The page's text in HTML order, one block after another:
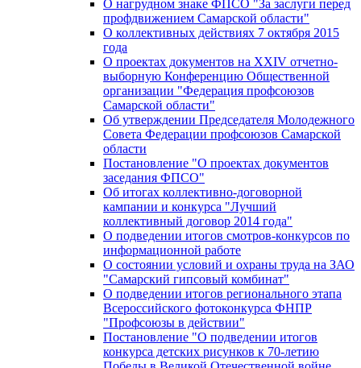
О нагрудном знаке ФПСО "За заслуги перед
профдвижением Самарской области"
О коллективных действиях 7 октября 2015
года
О проектах документов на XXIV отчетно-
выборную Конференцию Общественной
организации "Федерация профсоюзов
Самарской области"
Об утверждении Председателя Молодежного
Совета Федерации профсоюзов Самарской
области
Постановление "О проектах документов
заседания ФПСО"
Об итогах коллективно-договорной
кампании и конкурса "Лучший
коллективный договор 2014 года"
О подведении итогов смотров-конкурсов по
информационной работе
О состоянии условий и охраны труда на ЗАО
"Самарский гипсовый комбинат"
О подведении итогов регионального этапа
Всероссийского фотоконкурса ФНПР
"Профсоюзы в действии"
Постановление "О подведении итогов
конкурса детских рисунков к 70-летию